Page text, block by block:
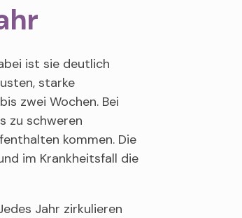
ist sie deutlich
starke
zwei Wochen. Bei
zu schweren
kommen. Die
im Krankheitsfall die
Jahr zirkulieren